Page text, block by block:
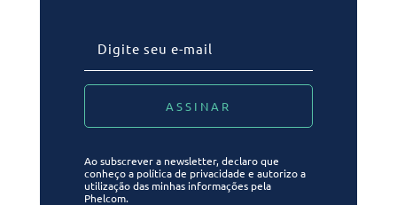
Ao subscrever a newsletter, declaro que
conheço a política de privacidade e autorizo a
utilização das minhas informações pela
Phelcom.